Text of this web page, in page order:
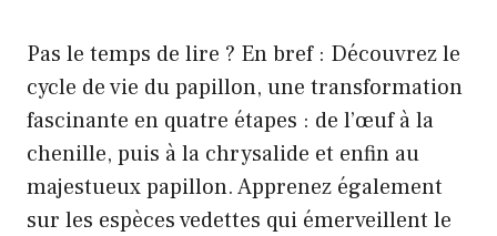
Pas le temps de lire ? En bref : Découvrez le
cycle de vie du papillon, une transformation
fascinante en quatre étapes : de l’œuf à la
chenille, puis à la chrysalide et enfin au
majestueux papillon. Apprenez également
sur les espèces vedettes qui émerveillent le